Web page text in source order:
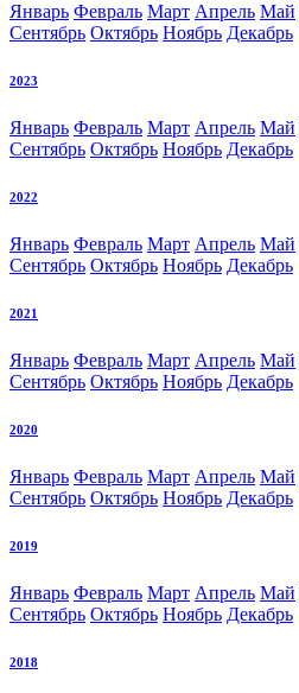
Январь Февраль Март Апрель Май
Сентябрь Октябрь Ноябрь Декабрь
2023
Январь Февраль Март Апрель Май
Сентябрь Октябрь Ноябрь Декабрь
2022
Январь Февраль Март Апрель Май
Сентябрь Октябрь Ноябрь Декабрь
2021
Январь Февраль Март Апрель Май
Сентябрь Октябрь Ноябрь Декабрь
2020
Январь Февраль Март Апрель Май
Сентябрь Октябрь Ноябрь Декабрь
2019
Январь Февраль Март Апрель Май
Сентябрь Октябрь Ноябрь Декабрь
2018